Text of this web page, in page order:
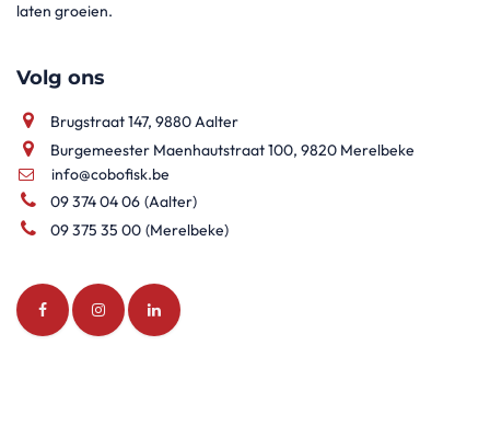
laten groeien.
Volg ons
Brugstraat 147, 9880 Aalter
Burgemeester Maenhautstraat 100, 9820 Merelbeke
info@cobofisk.be
09 374 04 06 (Aalter)
09 375 35 00 (Merelbeke)